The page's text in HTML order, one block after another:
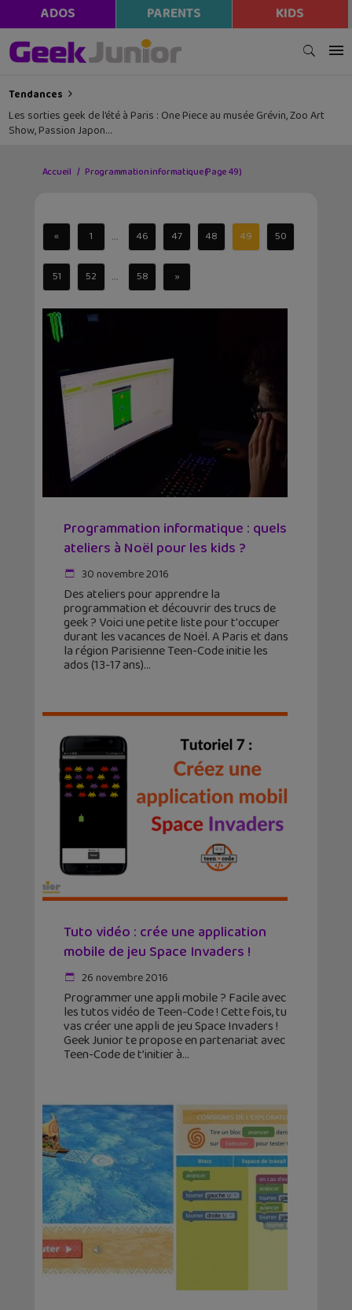
ADOS PARENTS KIDS
Tendances
Les sorties geek de l’été à Paris : One Piece au musée Grévin, Zoo Art
Show, Passion Japon…
Accueil Programmation informatique(Page 49)
« 1 ... 46 47 48 49 50
51 52 ... 58 »
Programmation informatique : quels
ateliers à Noël pour les kids ?
30 novembre 2016
Des ateliers pour apprendre la
programmation et découvrir des trucs de
geek ? Voici une petite liste pour t'occuper
durant les vacances de Noël. A Paris et dans
la région Parisienne Teen-Code initie les
ados (13-17 ans)
Tuto vidéo : crée une application
mobile de jeu Space Invaders !
26 novembre 2016
Programmer une appli mobile ? Facile avec
les tutos vidéo de Teen-Code ! Cette fois, tu
vas créer une appli de jeu Space Invaders !
Geek Junior te propose en partenariat avec
Teen-Code de t’initier à